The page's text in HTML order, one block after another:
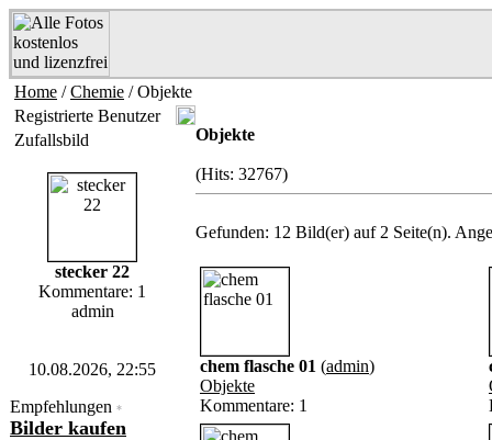
Home /Chemie / Objekte
Registrierte Benutzer
Zufallsbild
stecker 22
Kommentare: 1
admin
10.08.2026, 22:55
Empfehlungen *
Bilder kaufen
Objekte
(Hits: 32767)
Gefunden: 12 Bild(er) auf 2 Seite(n).
chem flasche 01 (admin)
Objekte
Kommentare: 1